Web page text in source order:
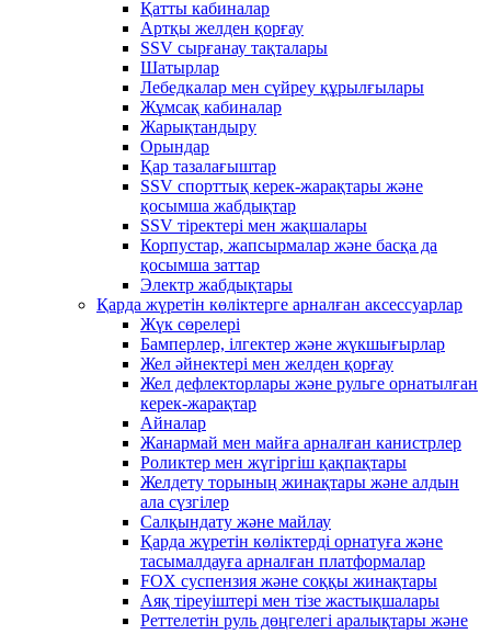
Қатты кабиналар
Артқы желден қорғау
SSV сырғанау тақталары
Шатырлар
Лебедкалар мен сүйреу құрылғылары
Жұмсақ кабиналар
Жарықтандыру
Орындар
Қар тазалағыштар
SSV спорттық керек-жарақтары және
қосымша жабдықтар
SSV тіректері мен жақшалары
Корпустар, жапсырмалар және басқа да
қосымша заттар
Электр жабдықтары
Қарда жүретін көліктерге арналған аксессуарлар
Жүк сөрелері
Бамперлер, ілгектер және жүкшығырлар
Жел әйнектері мен желден қорғау
Жел дефлекторлары және рульге орнатылған
керек-жарақтар
Айналар
Жанармай мен майға арналған канистрлер
Роликтер мен жүгіргіш қақпақтары
Желдету торының жинақтары және алдын
ала сүзгілер
Салқындату және майлау
Қарда жүретін көліктерді орнатуға және
тасымалдауға арналған платформалар
FOX суспензия және соққы жинақтары
Аяқ тіреуіштері мен тізе жастықшалары
Реттелетін руль дөңгелегі аралықтары және